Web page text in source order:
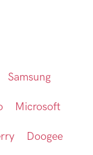
Samsung
Microsoft
Doogee